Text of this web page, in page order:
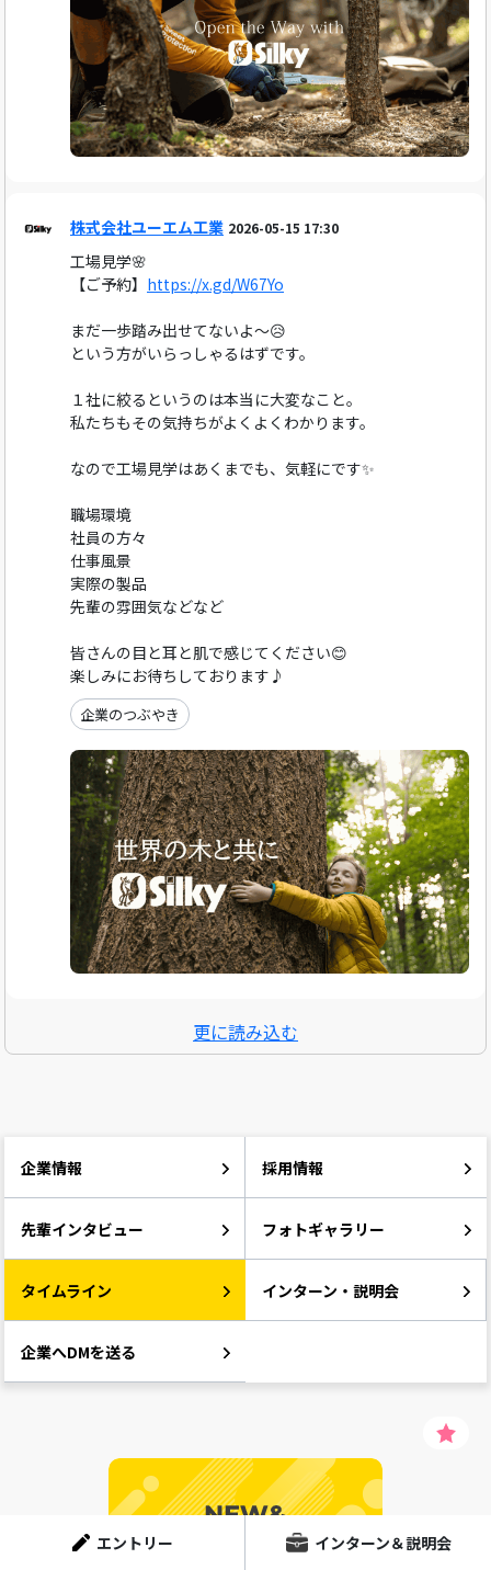
株式会社ユーエム工業 2026-05-15 17:30
工場見学🌸
【ご予約】 https://x.gd/W67Yo
まだ一歩踏み出せてないよ～😥
という方がいらっしゃるはずです。
１社に絞るというのは本当に大変なこと。
私たちもその気持ちがよくよくわかります。
なので工場見学はあくまでも、気軽にです✨️
職場環境
社員の方々
仕事風景
実際の製品
先輩の雰囲気などなど
皆さんの目と耳と肌で感じてください😊
楽しみにお待ちしております♪
企業のつぶやき
更に読み込む
企業情報 採用情報
先輩インタビュー フォトギャラリー
タイムライン インターン・説明会
企業へDMを送る
エントリー インターン＆説明会